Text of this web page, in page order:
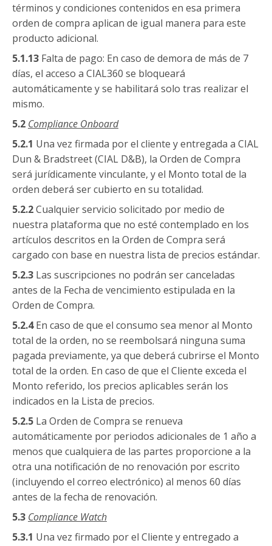
términos y condiciones contenidos en esa primera
orden de compra aplican de igual manera para este
producto adicional.
5.1.13 Falta de pago: En caso de demora de más de 7
días, el acceso a CIAL360 se bloqueará
automáticamente y se habilitará solo tras realizar el
mismo.
5.2 Compliance Onboard
5.2.1 Una vez firmada por el cliente y entregada a CIAL
Dun & Bradstreet (CIAL D&B), la Orden de Compra
será jurídicamente vinculante, y el Monto total de la
orden deberá ser cubierto en su totalidad.
5.2.2Cualquier servicio solicitado por medio de
nuestra plataforma que no esté contemplado en los
artículos descritos en la Orden de Compra será
cargado con base en nuestra lista de precios estándar.
5.2.3 Las suscripciones no podrán ser canceladas
antes de la Fecha de vencimiento estipulada en la
Orden de Compra.
5.2.4En caso de que el consumo sea menor al Monto
total de la orden, no se reembolsará ninguna suma
pagada previamente, ya que deberá cubrirse el Monto
total de la orden. En caso de que el Cliente exceda el
Monto referido, los precios aplicables serán los
indicados en la Lista de precios.
5.2.5 La Orden de Compra se renueva
automáticamente por periodos adicionales de 1 año a
menos que cualquiera de las partes proporcione a la
otra una notificación de no renovación por escrito
(incluyendo el correo electrónico) al menos 60 días
antes de la fecha de renovación.
5.3 Compliance Watch
5.3.1 Una vez firmado por el Cliente y entregado a